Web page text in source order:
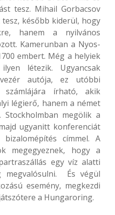
tesz. Mihail Gorbacsov
később kiderül, hogy
hanem a nyilvános
Kamerunban a Nyos-
embert. Még a helyiek
létezik. Ugyancsak
autója, ez utóbbi
írható, akik
légierő, hanem a német
Stockholmban megölik a
ugyanitt konferenciát
címmel. A
megegyeznek, hogy a
egy víz alatti
megvalósulni. És végül
esemény, megkezdi
a Hungaroring.